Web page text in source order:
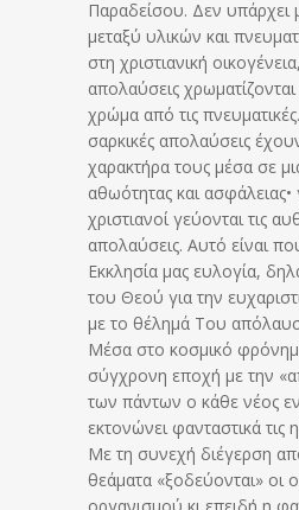
Παραδείσου. Δεν υπάρχει
μεταξύ υλικών και
στη χριστιανική
απολαύσεις χρωματίζονται
χρώμα από τις πνευματικές.
σαρκικές απολαύσεις
χαρακτήρα τους μέσα σε
αθωότητας και ασφάλειας•
χριστιανοί γεύονται τις
απολαύσεις. Αυτό είναι
Εκκλησία μας ευλογία,
του Θεού για την
με το θέλημά Του
Μέσα στο κοσμικό φρόνημα
σύγχρονη εποχή με την
των πάντων ο κάθε νέος
εκτονώνει φανταστικά τις
Με τη συνεχή διέγερση
θεάματα «ξοδεύονται» οι